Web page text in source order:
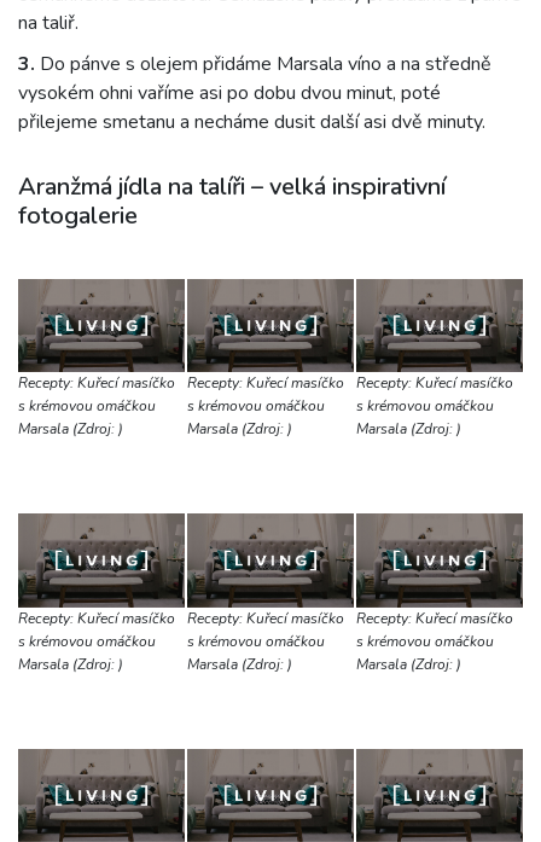
na taliř.
3. Do pánve s olejem přidáme Marsala víno a na středně
vysokém ohni vaříme asi po dobu dvou minut, poté
přilejeme smetanu a necháme dusit další asi dvě minuty.
Aranžmá jídla na talíři – velká inspirativní
fotogalerie
Recepty: Kuřecí masíčko
s krémovou omáčkou
Marsala (Zdroj: )
Recepty: Kuřecí masíčko
s krémovou omáčkou
Marsala (Zdroj: )
Recepty: Kuřecí masíčko
s krémovou omáčkou
Marsala (Zdroj: )
Recepty: Kuřecí masíčko
s krémovou omáčkou
Marsala (Zdroj: )
Recepty: Kuřecí masíčko
s krémovou omáčkou
Marsala (Zdroj: )
Recepty: Kuřecí masíčko
s krémovou omáčkou
Marsala (Zdroj: )